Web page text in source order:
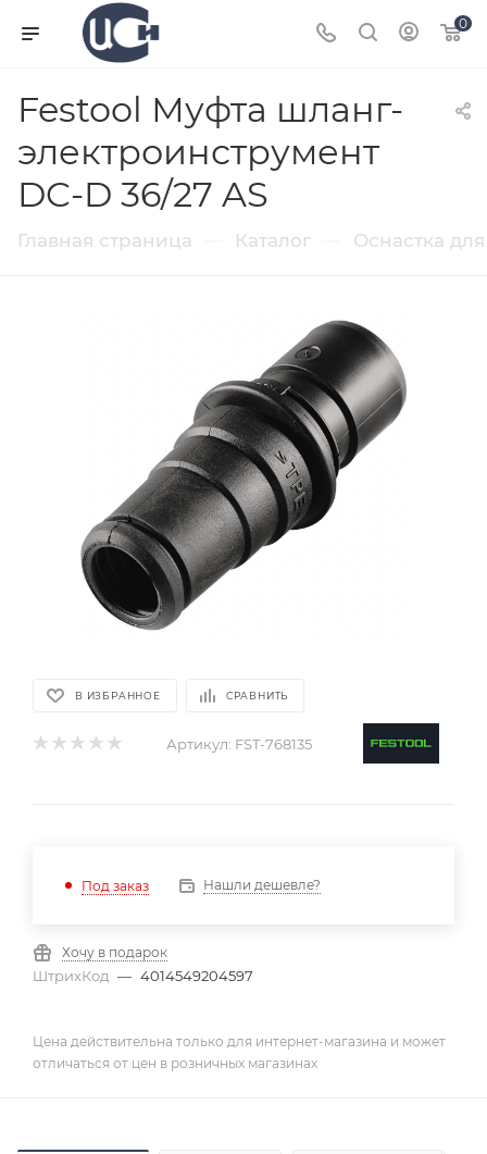
0
Festool Муфта шланг-
электроинструмент
DC-D 36/27 AS
Главная страница Каталог Оснастка
В ИЗБРАННОЕ СРАВНИТЬ
Артикул: FST-768135
Под заказ Нашли дешевле?
Хочу в подарок
ШтрихКод — 4014549204597
Цена действительна только для интернет-магазина и может
отличаться от цен в розничных магазинах